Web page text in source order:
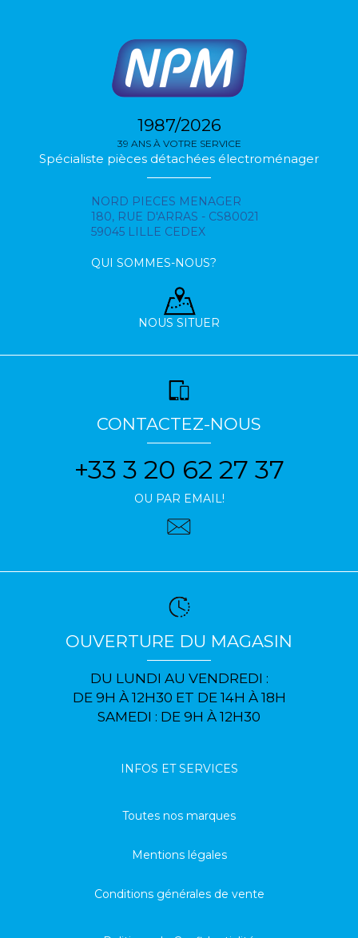
1987/2026
39 ANS À VOTRE SERVICE
Spécialiste pièces détachées électroménager
NORD PIECES MENAGER
180, RUE D'ARRAS - CS80021
59045 LILLE CEDEX
QUI SOMMES-NOUS?
NOUS SITUER
CONTACTEZ-NOUS
+33 3 20 62 27 37
OU PAR EMAIL!
OUVERTURE DU MAGASIN
DU LUNDI AU VENDREDI :
DE 9H À 12H30 ET DE 14H À 18H
SAMEDI : DE 9H À 12H30
INFOS ET SERVICES
Toutes nos marques
Mentions légales
Conditions générales de vente